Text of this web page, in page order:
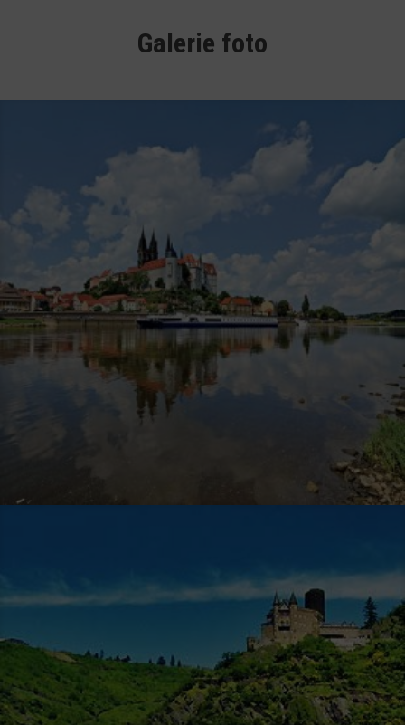
Galerie foto